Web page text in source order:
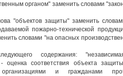
органом" заменить словами
"объектов защиты" заменить
пожарно-технической
словами "на опасных
содержания:
оценка соответствия объекта
и гражданами